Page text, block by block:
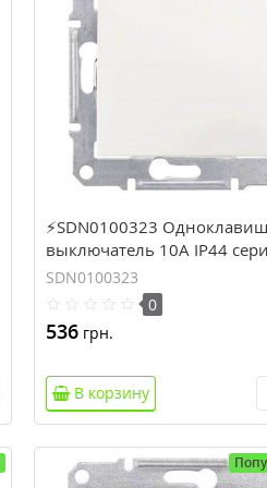
⚡SDN0100323
выключатель 10A IP44
Sedna. Цвет Слоновая кость
SDN0100323
0
536грн.
В корзину